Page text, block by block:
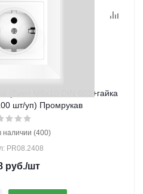
(Винт М6х10 DIN 603+гайка
шт/уп) Промрукав
наличии (400)
PR08.2408
руб./шт